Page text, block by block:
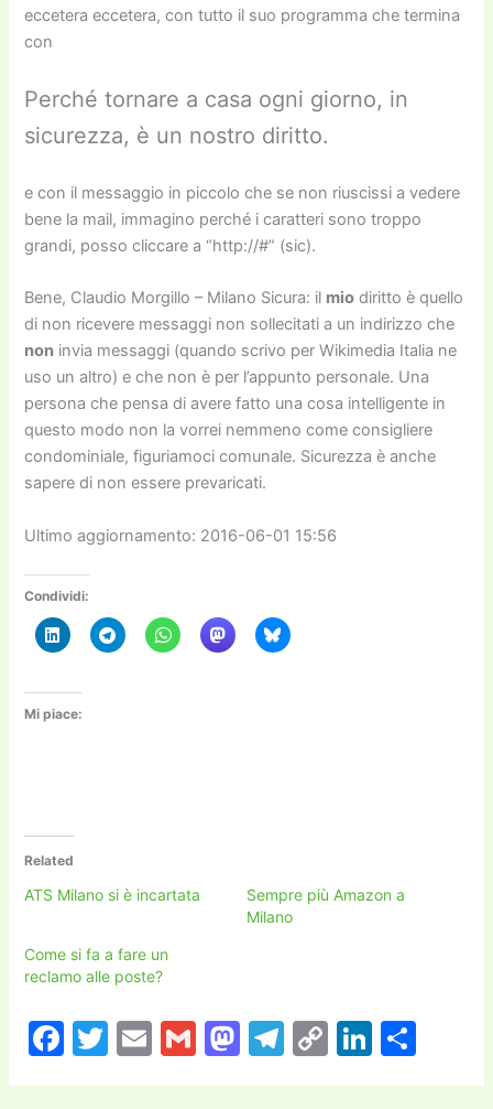
eccetera eccetera, con tutto il suo programma che termina
con
Perché tornare a casa ogni giorno, in
sicurezza, è un nostro diritto.
e con il messaggio in piccolo che se non riuscissi a vedere
bene la mail, immagino perché i caratteri sono troppo
grandi, posso cliccare a “http://#” (sic).
Bene, Claudio Morgillo – Milano Sicura: il mio diritto è quello
di non ricevere messaggi non sollecitati a un indirizzo che
non invia messaggi (quando scrivo per Wikimedia Italia ne
uso un altro) e che non è per l’appunto personale. Una
persona che pensa di avere fatto una cosa intelligente in
questo modo non la vorrei nemmeno come consigliere
condominiale, figuriamoci comunale. Sicurezza è anche
sapere di non essere prevaricati.
Ultimo aggiornamento: 2016-06-01 15:56
Condividi:
Mi piace:
Related
ATS Milano si è incartata
Sempre più Amazon a
Milano
Come si fa a fare un
reclamo alle poste?
F
T
E
G
M T
C
Li